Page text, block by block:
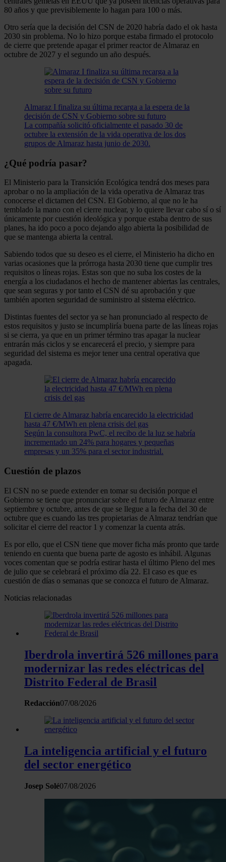
80 años y que previsiblemente lo hagan para 100 o más.
Otro sería que la decisión del CSN de 2020 habría dado el ok hasta
2030 sin problema. No lo hizo porque estaba firmado el protocolo
de cierre que pretende apagar el primer reactor de Almaraz en
octubre de 2027 y el segundo un año después.
Almaraz I finaliza su última recarga a la espera de la
decisión de CSN y Gobierno sobre su futuro
La compañía solicitó oficialmente el pasado 30 de
octubre la extensión de la vida operativa de los dos
grupos de Almaraz hasta junio de 2030.
¿Qué podría pasar?
El Ministerio para la Transición Ecológica tendrá dos meses para
aprobar o no la ampliación de la vida operativa de Almaraz tras
conocerse el dictamen del CSN. El Gobierno, al que no le ha
temblado la mano con el cierre nuclear, y lo quiere llevar cabo sí o sí
únicamente por cuestión ideológica y porque estaba dentro de sus
planes, ha ido poco a poco dejando algo abierta la posibilidad de
que se mantenga abierta la central.
Sabiendo todos que su deseo es el cierre, el Ministerio ha dicho en
varias ocasiones que la prórroga hasta 2030 tiene que cumplir tres
requisitos o líneas rojas. Estas son que no suba los costes de la
energía a los ciudadanos el hecho de mantener abiertas las centrales,
que sean seguras y por tanto el CSN dé su aprobación y que
también aporten seguridad de suministro al sistema eléctrico.
Distintas fuentes del sector ya se han pronunciado al respecto de
estos requisitos y justo se incumpliría buena parte de las líneas rojas
si se cierra, ya que en un primer término tras apagar la nuclear
entrarán más ciclos y se encarecerá el precio, y siempre para
seguridad del sistema es mejor tener una central operativa que
apagada.
El cierre de Almaraz habría encarecido la electricidad
hasta 47 €/MWh en plena crisis del gas
Según la consultora PwC, el recibo de la luz se habría
incrementado un 24% para hogares y pequeñas
empresas y un 35% para el sector industrial.
Cuestión de plazos
El CSN no se puede extender en tomar su decisión porque el
Gobierno se tiene que pronunciar sobre el futuro de Almaraz entre
septiembre y octubre, antes de que se llegue a la fecha del 30 de
octubre que es cuando las tres propietarias de Almaraz tendrían que
solicitar el cierre del reactor 1 y comenzar la cuenta atrás.
Es por ello, que el CSN tiene que mover ficha más pronto que tarde
teniendo en cuenta que buena parte de agosto es inhábil. Algunas
voces comentan que se podría estirar hasta el último Pleno del mes
de julio que se celebrará el próximo día 22. El caso es que es
cuestión de días o semanas que se conozca el futuro de Almaraz.
Noticias relacionadas
Iberdrola invertirá 526 millones para
modernizar las redes eléctricas del
Distrito Federal de Brasil
Redacción07/08/2026
La inteligencia artificial y el futuro
del sector energético
Josep Solé07/08/2026